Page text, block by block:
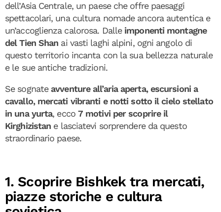
dell’Asia Centrale, un paese che offre paesaggi
spettacolari, una cultura nomade ancora autentica e
un’accoglienza calorosa. Dalle imponenti montagne
del Tien Shan ai vasti laghi alpini, ogni angolo di
questo territorio incanta con la sua bellezza naturale
e le sue antiche tradizioni.
Se sognate avventure all’aria aperta, escursioni a
cavallo, mercati vibranti e notti sotto il cielo stellato
in una yurta, ecco 7 motivi per scoprire il
Kirghizistan e lasciatevi sorprendere da questo
straordinario paese.
1. Scoprire Bishkek tra mercati,
piazze storiche e cultura